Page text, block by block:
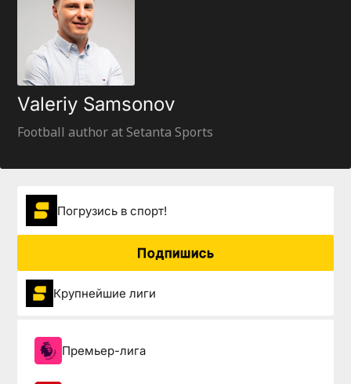
Valeriy Samsonov
Football author at Setanta Sports
Погрузиcь в спорт!
Подпишись
Крупнейшие лиги
Премьер-лига